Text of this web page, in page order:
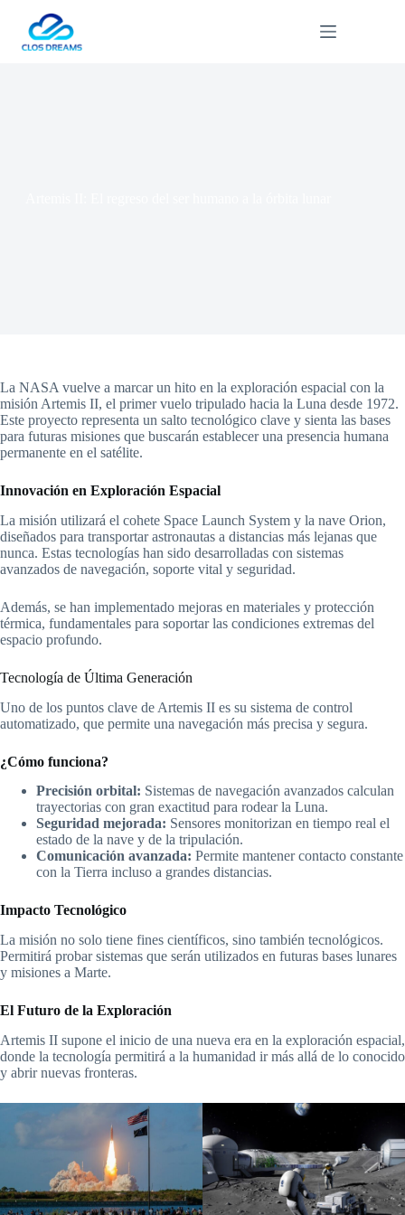
contenido
La NASA vuelve a marcar un hito en la exploración espacial con la
misión Artemis II, el primer vuelo tripulado hacia la Luna desde 1972.
Este proyecto representa un salto tecnológico clave y sienta las bases
para futuras misiones que buscarán establecer una presencia humana
permanente en el satélite.
Innovación en Exploración Espacial
La misión utilizará el cohete Space Launch System y la nave Orion,
diseñados para transportar astronautas a distancias más lejanas que
nunca. Estas tecnologías han sido desarrolladas con sistemas
avanzados de navegación, soporte vital y seguridad.
Además, se han implementado mejoras en materiales y protección
térmica, fundamentales para soportar las condiciones extremas del
espacio profundo.
Tecnología de Última Generación
Uno de los puntos clave de Artemis II es su sistema de control
automatizado, que permite una navegación más precisa y segura.
¿Cómo funciona?
Precisión orbital: Sistemas de navegación avanzados calculan
trayectorias con gran exactitud para rodear la Luna.
Seguridad mejorada: Sensores monitorizan en tiempo real el
estado de la nave y de la tripulación.
Comunicación avanzada: Permite mantener contacto constante
con la Tierra incluso a grandes distancias.
Impacto Tecnológico
La misión no solo tiene fines científicos, sino también tecnológicos.
Permitirá probar sistemas que serán utilizados en futuras bases lunares
y misiones a Marte.
El Futuro de la Exploración
Artemis II supone el inicio de una nueva era en la exploración espacial,
donde la tecnología permitirá a la humanidad ir más allá de lo conocido
y abrir nuevas fronteras.